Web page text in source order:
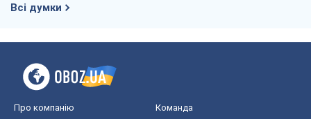
Всі думки
Про компанію Команда